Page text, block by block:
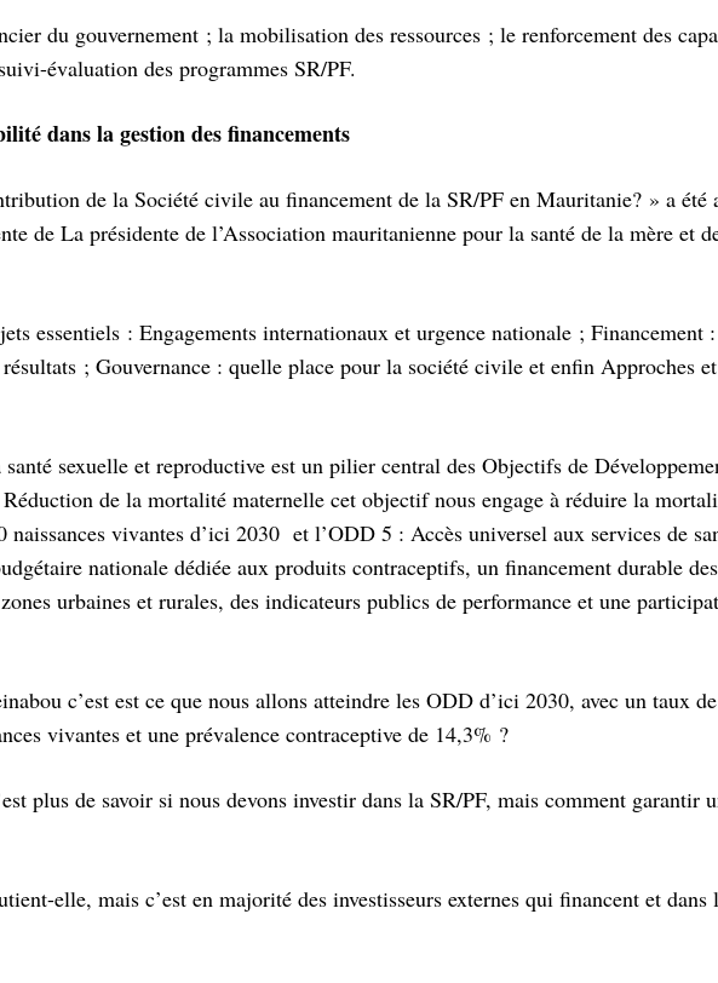
du gouvernement ; la mobilisation des ressources ; le renforcement des
évaluation des programmes SR/PF.
dans la gestion des financements
de la Société civile au financement de la SR/PF en Mauritanie? » a été
de La présidente de l’Association mauritanienne pour la santé de la mère et
essentiels : Engagements internationaux et urgence nationale ; Financement
; Gouvernance : quelle place pour la société civile et enfin Approches et
sexuelle et reproductive est un pilier central des Objectifs de
de la mortalité maternelle cet objectif nous engage à réduire la
vivantes d’ici 2030 et l’ODD 5 : Accès universel aux services de
nationale dédiée aux produits contraceptifs, un financement durable
urbaines et rurales, des indicateurs publics de performance et une
c’est est ce que nous allons atteindre les ODD d’ici 2030, avec un taux
vivantes et une prévalence contraceptive de 14,3% ?
plus de savoir si nous devons investir dans la SR/PF, mais comment garantir
elle, mais c’est en majorité des investisseurs externes qui financent et dans